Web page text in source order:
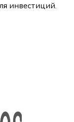
инвестиций.